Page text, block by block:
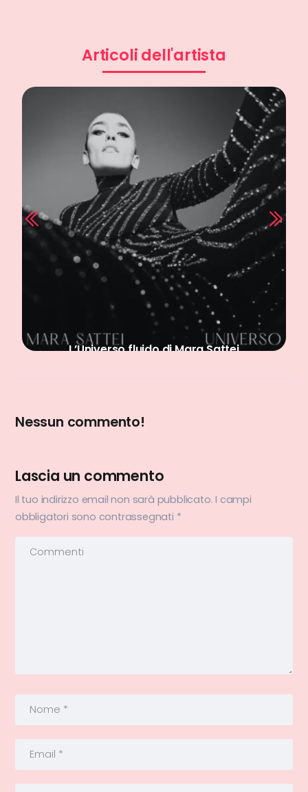
Articoli dell'artista
L’Universo fluido di Mara Sattei
Nessun commento!
Lascia un commento
Il tuo indirizzo email non sarà pubblicato. I campi
obbligatori sono contrassegnati *